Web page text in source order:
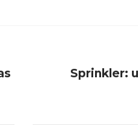
Sprinkler: